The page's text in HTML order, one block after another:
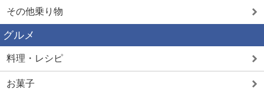
その他乗り物
グルメ
料理・レシピ
お菓子